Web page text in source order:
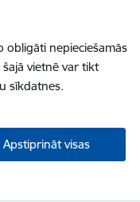
obligāti nepieciešamās
vietnē var tikt
sīkdatnes.
Apstiprināt visas